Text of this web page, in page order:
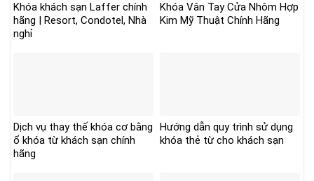
Khóa khách sạn Laffer chính
hãng | Resort, Condotel, Nhà
nghỉ
Khóa Vân Tay Cửa Nhôm Hợp
Kim Mỹ Thuật Chính Hãng
Dịch vụ thay thế khóa cơ bằng
ổ khóa từ khách sạn chính
hãng
Hướng dẫn quy trình sử dụng
khóa thẻ từ cho khách sạn